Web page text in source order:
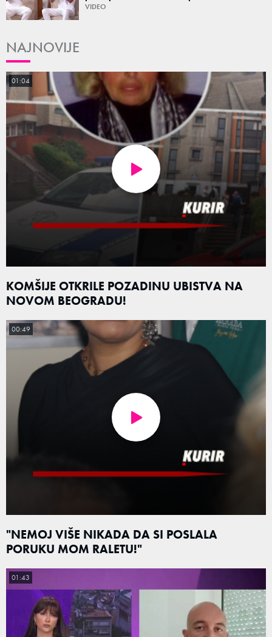
trubača u Guči
VIDEO
NAJNOVIJE
KOMŠIJE OTKRILE POZADINU UBISTVA NA
NOVOM BEOGRADU!
01:04
"NEMOJ VIŠE NIKADA DA SI POSLALA
PORUKU MOM RALETU!"
00:49
01:43